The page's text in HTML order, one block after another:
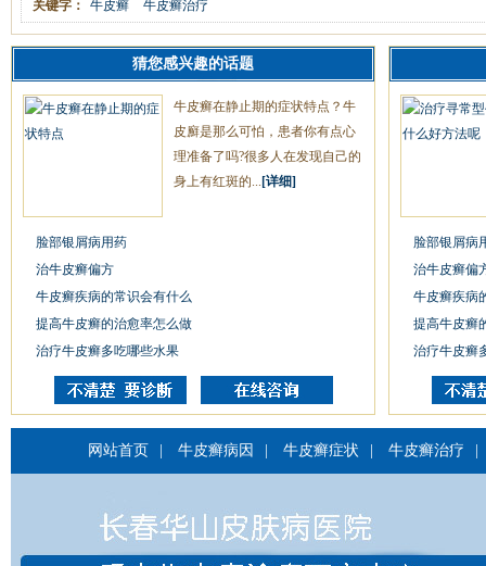
关键字： 牛皮癣 牛皮癣治疗
猜您感兴趣的话题
牛皮癣在静止期的症状特点？牛
皮廯是那么可怕，患者你有点心
理准备了吗?很多人在发现自己的
身上有红斑的... [详细]
脸部银屑病用药
治牛皮癣偏方
牛皮癣疾病的常识会有什么
提高牛皮癣的治愈率怎么做
治疗牛皮癣多吃哪些水果
脸部银屑病
治牛皮癣偏
牛皮癣疾病
提高牛皮癣
治疗牛皮癣
网站首页 牛皮癣病因 牛皮癣症状 牛皮癣治疗